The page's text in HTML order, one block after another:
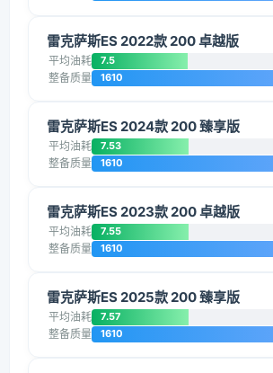
雷克萨斯ES 2022款 200 卓越版
平均油耗 7.5
整备质量 1610
雷克萨斯ES 2024款 200 臻享版
平均油耗 7.53
整备质量 1610
雷克萨斯ES 2023款 200 卓越版
平均油耗 7.55
整备质量 1610
雷克萨斯ES 2025款 200 臻享版
平均油耗 7.57
整备质量 1610